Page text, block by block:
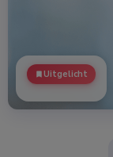
Uitgelicht